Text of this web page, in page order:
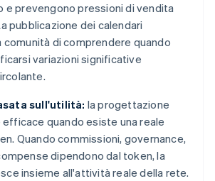
e prevengono pressioni di vendita
pubblicazione dei calendari
comunità di comprendere quando
variazioni significative
sull'utilità: la progettazione
quando esiste una reale
Quando commissioni, governance,
dipendono dal token, la
insieme all'attività reale della rete.